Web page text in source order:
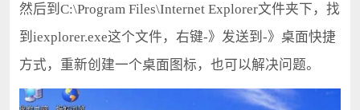
然后到C:\Program Files\Internet Explorer文件夹下，找
到iexplorer.exe这个文件，右键-》发送到-》桌面快捷
方式，重新创建一个桌面图标，也可以解决问题。